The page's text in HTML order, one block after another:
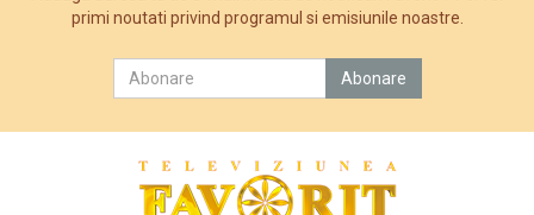
primi noutati privind programul si emisiunile noastre.